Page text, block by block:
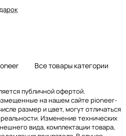
Все товары категории
публичной офертой.
на нашем сайте pioneer-
размер и цвет, могут отличаться
Изменение технических
вида, комплектации товара,